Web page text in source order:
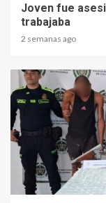
Joven fue
trabajaba
2 semanas ago
1 min read